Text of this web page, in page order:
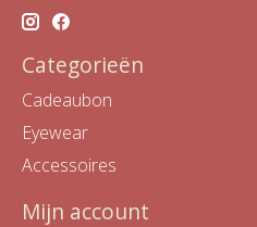
Categorieën
Cadeaubon
Eyewear
Accessoires
Mijn account